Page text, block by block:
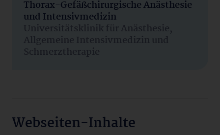
Thorax-Gefäßchirurgische Anästhesie
und Intensivmedizin
Universitätsklinik für Anästhesie,
Allgemeine Intensivmedizin und
Schmerztherapie
Webseiten-Inhalte